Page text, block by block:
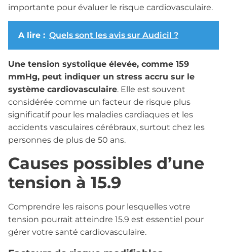
importante pour évaluer le risque cardiovasculaire.
A lire : Quels sont les avis sur Audicil ?
Une tension systolique élevée, comme 159
mmHg, peut indiquer un stress accru sur le
système cardiovasculaire. Elle est souvent
considérée comme un facteur de risque plus
significatif pour les maladies cardiaques et les
accidents vasculaires cérébraux, surtout chez les
personnes de plus de 50 ans.
Causes possibles d’une
tension à 15.9
Comprendre les raisons pour lesquelles votre
tension pourrait atteindre 15.9 est essentiel pour
gérer votre santé cardiovasculaire.